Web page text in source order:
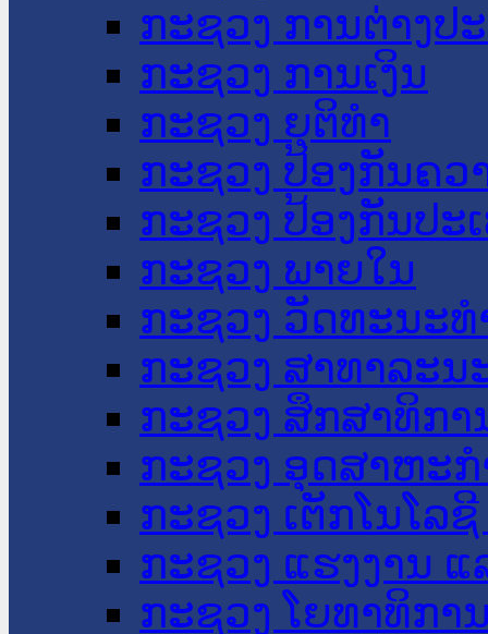
ກະຊວງ ການຕ່າງປ
ກະຊວງ ການເງິນ
ກະຊວງ ຍຸຕິທໍາ
ກະຊວງ ປ້ອງກັນຄວ
ກະຊວງ ປ້ອງກັນປະ
ກະຊວງ ພາຍໃນ
ກະຊວງ ວັດທະນະ
ກະຊວງ ສາທາລະນ
ກະຊວງ ສຶກສາທິກາ
ກະຊວງ ອຸດສາຫະ
ກະຊວງ ເຕັກໂນໂລ
ກະຊວງ ແຮງງານ
ກະຊວງ ໂຍທາທິກາ